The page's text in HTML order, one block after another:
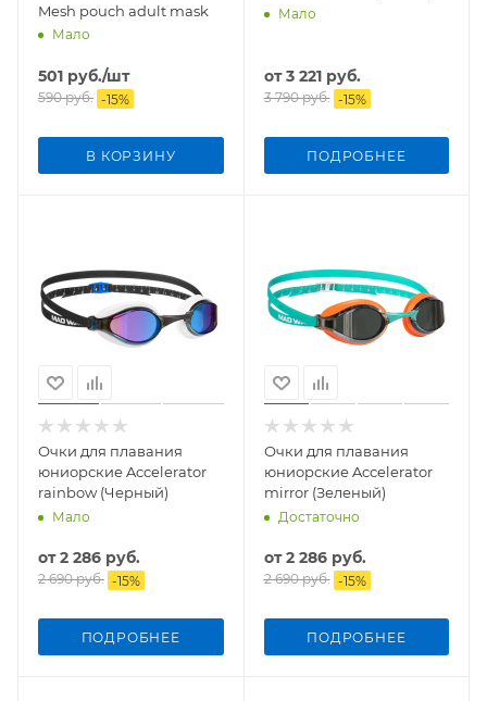
Mesh pouch adult mask
Мало
501 руб./шт
590руб. -15%
В КОРЗИНУ
Мало
от3 221 руб.
3 790 руб. -15%
ПОДРОБНЕЕ
Очки для плавания
юниорские Accelerator
rainbow (Черный)
Мало
от2 286 руб.
2 690 руб. -15%
ПОДРОБНЕЕ
Очки для плавания
юниорские Accelerator
mirror (Зеленый)
Достаточно
от2 286 руб.
2 690 руб. -15%
ПОДРОБНЕЕ